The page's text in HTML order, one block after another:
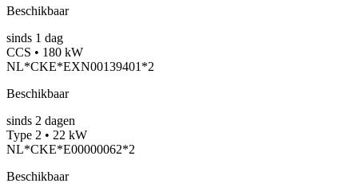
Beschikbaar
sinds 1 dag
CCS • 180 kW
NL*CKE*EXN00139401*2
Beschikbaar
sinds 2 dagen
Type 2 • 22 kW
NL*CKE*E00000062*2
Beschikbaar